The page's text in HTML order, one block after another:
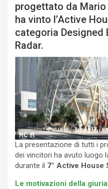
progettato da
ha vinto l’Active
categoria
Radar.
La presentazione di tutti i
dei vincitori ha avuto luogo
durante il 7° Active House
Le motivazioni della